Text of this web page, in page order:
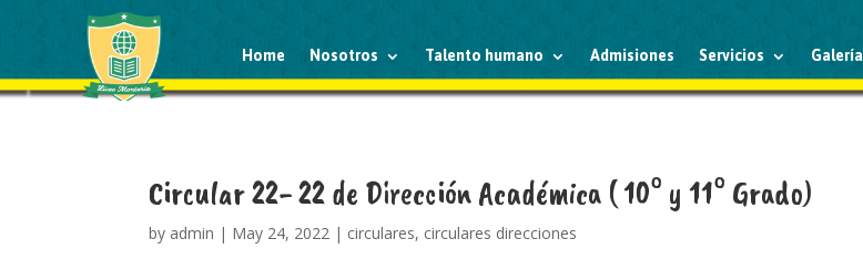
Home Nosotros Talento humano Admisiones Servicios Galería
Circular 22- 22 de Dirección Académica ( 10° y 11° Grado)
by admin | May 24, 2022 | circulares, circulares direcciones